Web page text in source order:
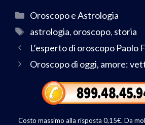
e
b
o
o
itt
er
ai
l
at
s
A
p
p
ai
l
gr
a
Oroscopo e Astrologia
astrologia, oroscopo, storia
L’esperto di oroscopo Paolo
Oroscopo di oggi, amore:
Costo massimo alla risposta 0,15€. Da